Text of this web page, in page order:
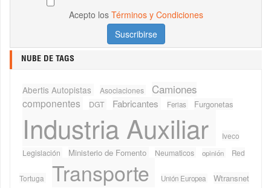
Acepto los Términos y Condiciones
NUBE DE TAGS
Abertis Autopistas Asociaciones Camiones
componentes DGT Fabricantes Ferias Furgonetas
Industria Auxiliar
Iveco
Legislación
Ministerio de Fomento Neumaticos opinión Red
Tortuga Transporte Unión Europea Wtransnet